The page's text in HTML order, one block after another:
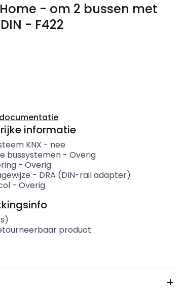
- om 2 bussen met
- F422
informatie
KNX - nee
bussystemen- Overig
- Overig
- DRA (DIN-rail adapter)
- Overig
product